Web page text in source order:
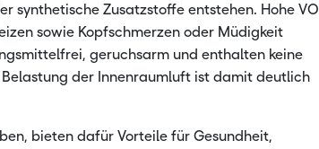
synthetische Zusatzstoffe entstehen. Hohe
sowie Kopfschmerzen oder Müdigkeit
geruchsarm und enthalten keine
der Innenraumluft ist damit deutlich
bieten dafür Vorteile für Gesundheit,